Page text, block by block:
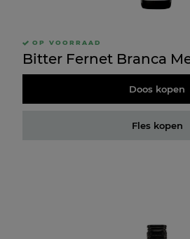
OP VOORRAAD
Bitter Fernet Branca
Doos kopen
Fles kopen